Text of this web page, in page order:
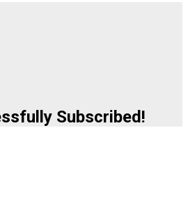
Subscribed!